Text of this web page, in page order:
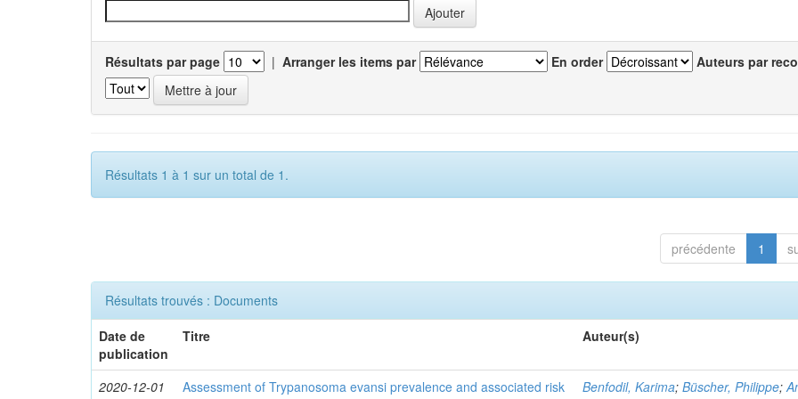
Résultats par page | Arranger les items par En order Auteurs par
Résultats 1 à 1 sur un total de 1.
précédente 1
Résultats trouvés : Documents
Date de
publication
Titre Auteur(s)
2020-12-01
Assessment of Trypanosoma evansi prevalence and associated risk
Benfodil, Karima;Büscher, Philippe;